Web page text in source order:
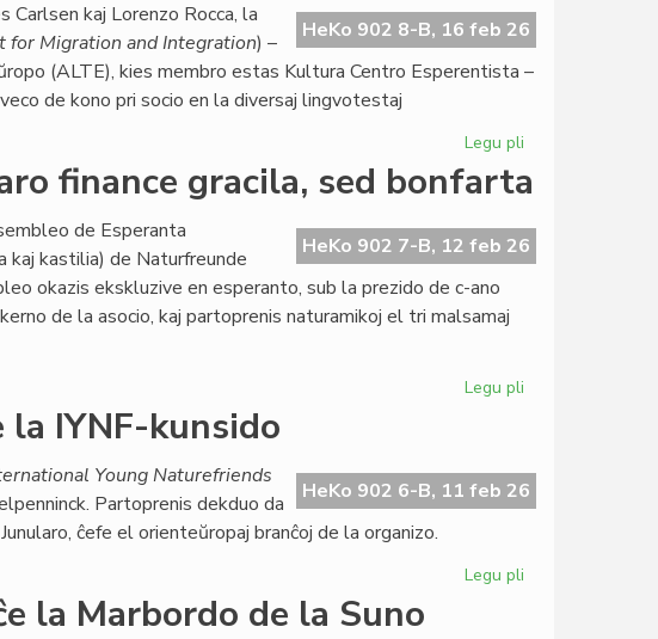
dua
EIE-
semestro
HeKo 902 8-B, 16 feb 26
Carlsen kaj Lorenzo Rocca, la
for Migration and Integration) –
(ALTE), kies membro estas Kultura Centro Esperentista –
de kono pri socio en la diversaj lingvotestaj
Legu pli
atingas
kaj
la
finance gracila, sed bonfarta
HeKo 902 7-B, 12 feb 26
de Esperanta
kaj kastilia) de Naturfreunde
okazis ekskluzive en esperanto, sub la prezido de c-ano
de la asocio, kaj partoprenis naturamikoj el tri malsamaj
Legu pli
gracila,
sed
la IYNF-kunsido
HeKo 902 6-B, 11 feb 26
Young Naturefriends
Partoprenis dekduo da
ĉefe el orienteŭropaj branĉoj de la organizo.
Legu pli
la Marbordo de la Suno